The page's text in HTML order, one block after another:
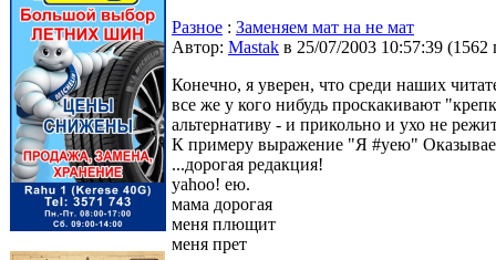
Разное : Заменяем мат на не мат
Автор: Мastak в 25/07/2003 10:57:39 (1562
Конечно, я уверен, что среди наших
все же у кого нибудь проскакивают
альтернативу - и прикольно и ухо не
К примеру выражение "Я #уею"
...дорогая редакция!
yahoo! ею.
мама дорогая
меня плющит
меня прет